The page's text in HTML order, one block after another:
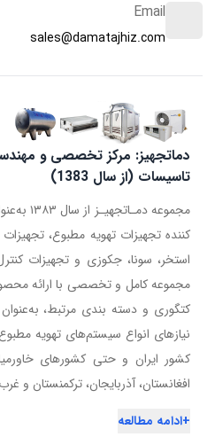
Email
sales@damatajhiz.com
دماتجهیز: مرکز تخصصی و
تاسیسات (از سال 1383)
مجموعه
کننده تجهیزات تهویه مطبوع،
استخر، سونا، جکوزی و تجهیزات
کتگوری و دسته بندی مرتبط،
نیازهای انواع سیستم‌های تهویه
کشور ایران و حتی کشورهای
افغانستان، آذربایجان، ترکمنستان و
+ادامه مطالعه